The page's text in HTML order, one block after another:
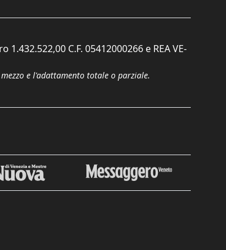
C.F. 05412000266 e REA VE-
e l'adattamento totale o parziale.